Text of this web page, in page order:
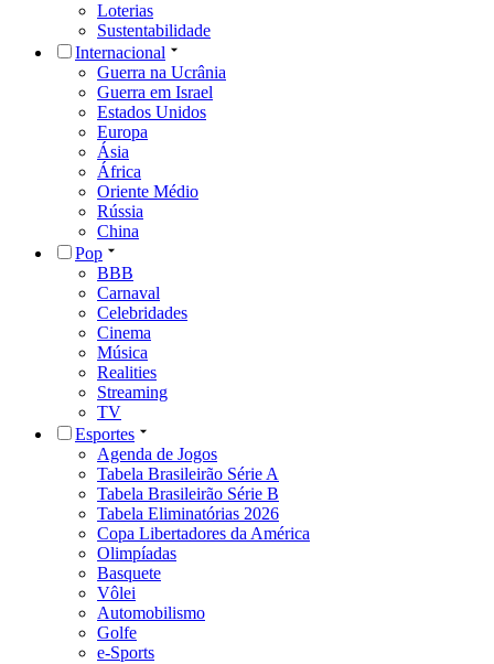
Loterias
Sustentabilidade
Internacional
Guerra na Ucrânia
Guerra em Israel
Estados Unidos
Europa
Ásia
África
Oriente Médio
Rússia
China
Pop
BBB
Carnaval
Celebridades
Cinema
Música
Realities
Streaming
TV
Esportes
Agenda de Jogos
Tabela Brasileirão Série A
Tabela Brasileirão Série B
Tabela Eliminatórias 2026
Copa Libertadores da América
Olimpíadas
Basquete
Vôlei
Automobilismo
Golfe
e-Sports